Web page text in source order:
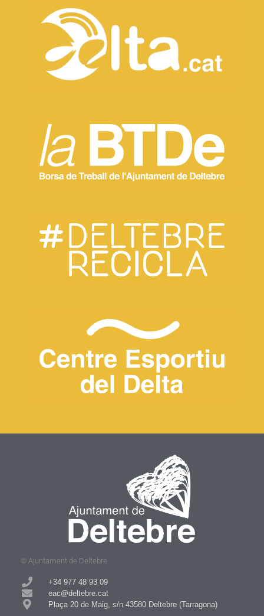
© Ajuntament de Deltebre
+34 977 48 93 09​
eac@deltebre.cat
Plaça 20 de Maig, s/n 43580 Deltebre (Tarragona)